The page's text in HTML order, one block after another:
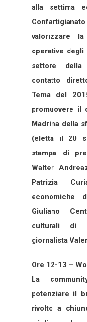
alla settima
valorizzare
operative
settore della
contatto
Tema del
promuovere il
Madrina della
(eletta il 20
stampa di
Walter
Patrizia
economiche
Giuliano
culturali di
giornalista
Ore 12-13 –
La
potenziare il
rivolto a